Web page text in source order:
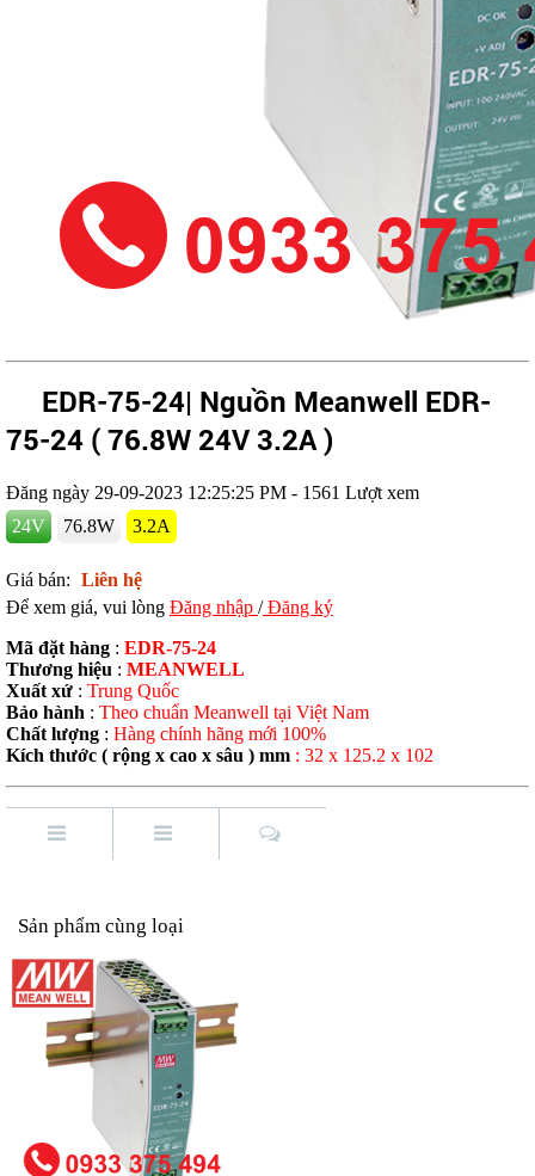
EDR-75-24| Nguồn Meanwell EDR-
75-24 ( 76.8W 24V 3.2A )
Đăng ngày 29-09-2023 12:25:25 PM - 1561 Lượt xem
24V
76.8W 3.2A
Giá bán: Liên hệ
Để xem giá, vui lòng Đăng nhập /Đăng ký
Mã đặt hàng : EDR-75-24
Thương hiệu : MEANWELL
Xuất xứ : Trung Quốc
Bảo hành : Theo chuẩn Meanwell tại Việt Nam
Chất lượng : Hàng chính hãng mới 100%
Kích thước ( rộng x cao x sâu ) mm : 32 x 125.2 x 102
Sản phẩm cùng loại